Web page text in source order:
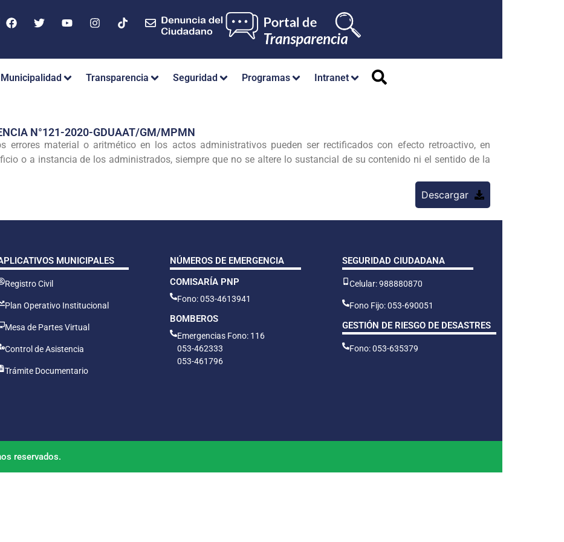
Municipalidad Transparencia Seguridad Programas Intranet
N°121-2020-GDUAAT/GM/MPMN
errores material o aritmético en los actos administrativos pueden ser rectificados con efecto retroactivo, en
o a instancia de los administrados, siempre que no se altere lo sustancial de su contenido ni el sentido de la
Descargar
MUNICIPALES
Registro Civil
Plan Operativo Institucional
Mesa de Partes Virtual
Control de Asistencia
Trámite Documentario
NÚMEROS DE EMERGENCIA
COMISARÍA PNP
Fono: 053-4613941
BOMBEROS
Emergencias Fono: 116
053-462333
053-461796
SEGURIDAD CIUDADANA
Celular: 988880870
Fono Fijo: 053-690051
GESTIÓN DE RIESGO DE DESASTRES
Fono: 053-635379
reservados.